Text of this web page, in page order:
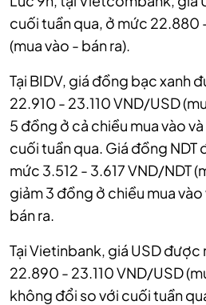
cuối tuần qua, ở mức 22.880
(mua vào - bán ra).
Tại BIDV, giá đồng bạc xanh
22.910 - 23.110 VND/USD
5 đồng ở cả chiều mua vào
cuối tuần qua. Giá đồng NDT
mức 3.512 - 3.617 VND/NDT
giảm 3 đồng ở chiều mua
bán ra.
Tại Vietinbank, giá USD
22.890 - 23.110 VND/USD
không đổi so với cuối tuần